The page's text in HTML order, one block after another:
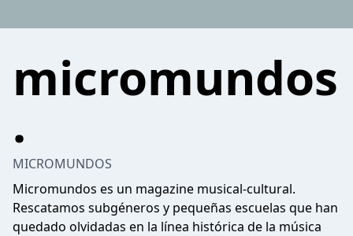
micromundos
.
MICROMUNDOS
Micromundos es un magazine musical-cultural.
Rescatamos subgéneros y pequeñas escuelas que han
quedado olvidadas en la línea histórica de la música